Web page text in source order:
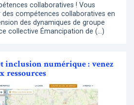
collaboratives ! Vous
des compétences collaboratives en
des dynamiques de groupe
collective Émancipation de (…)
inclusion numérique : venez
ressources